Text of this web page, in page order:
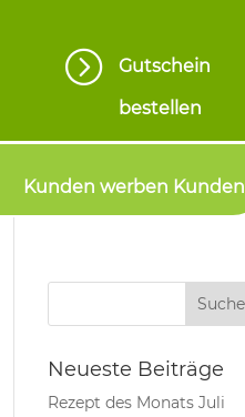
=
Gutschein
bestellen
Kunden werben Kunden
Neueste Beiträge
Rezept des Monats Juli